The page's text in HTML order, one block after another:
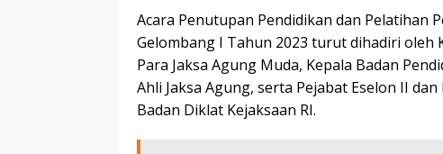
Acara Penutupan Pendidikan dan Pelatihan
Gelombang I Tahun 2023 turut dihadiri oleh
Para Jaksa Agung Muda, Kepala Badan
Ahli Jaksa Agung, serta Pejabat Eselon II
Badan Diklat Kejaksaan RI.